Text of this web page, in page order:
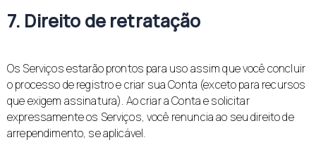
7. Direito de retratação
Os Serviços estarão prontos para uso assim que você concluir
o processo de registro e criar sua Conta (exceto para recursos
que exigem assinatura). Ao criar a Conta e solicitar
expressamente os Serviços, você renuncia ao seu direito de
arrependimento, se aplicável.